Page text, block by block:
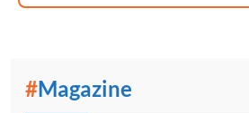
#Magazine